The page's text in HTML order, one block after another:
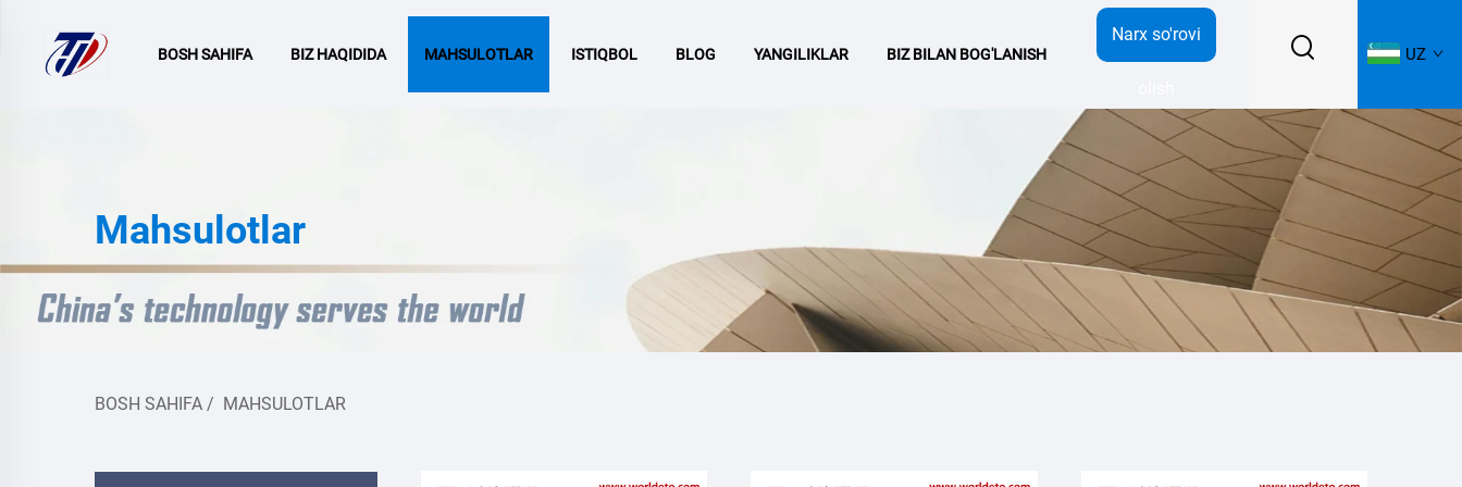
BOSH SAHIFA BIZ HAQIDIDA MAHSULOTLAR ISTIQBOL BLOG YANGILIKLAR BIZ BILAN BOG'LANISH
Narx so'rovi
UZ
Mahsulotlar
BOSH SAHIFA / MAHSULOTLAR